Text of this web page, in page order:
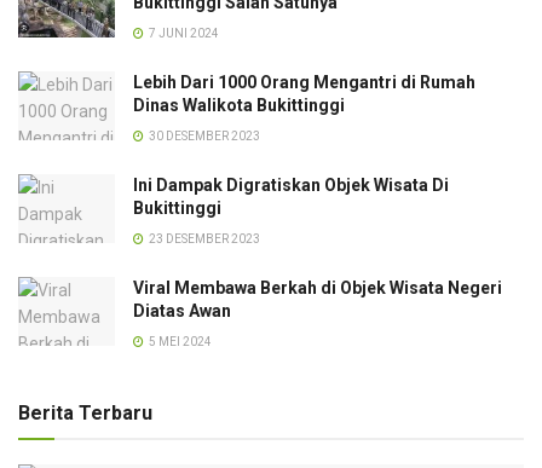
7 JUNI 2024
Lebih Dari 1000 Orang Mengantri di Rumah
Dinas Walikota Bukittinggi
30 DESEMBER 2023
Ini Dampak Digratiskan Objek Wisata Di
Bukittinggi
23 DESEMBER 2023
Viral Membawa Berkah di Objek Wisata Negeri
Diatas Awan
5 MEI 2024
Berita Terbaru